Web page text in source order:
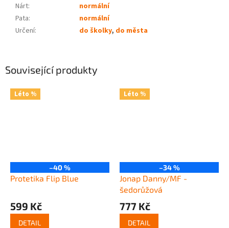
Související produkty
Léto %
–40 %
Protetika Flip Blue
599 Kč
DETAIL
Léto %
–34 %
Jonap Danny/MF -
šedorůžová
777 Kč
DETAIL
Nárt:
normální
Pata:
normální
Určení: do školky, do města